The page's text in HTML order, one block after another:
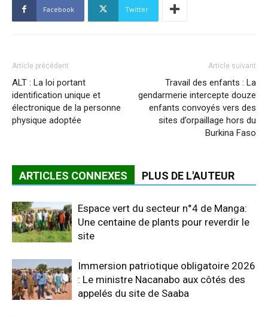
Facebook Twitter
Article précédent
ALT : La loi portant
identification unique et
électronique de la personne
physique adoptée
Article suivant
Travail des enfants : La
gendarmerie intercepte douze
enfants convoyés vers des
sites d’orpaillage hors du
Burkina Faso
ARTICLES CONNEXES PLUS DE L'AUTEUR
Espace vert du secteur n°4 de Manga:
Une centaine de plants pour reverdir le
site
Immersion patriotique obligatoire 2026
: Le ministre Nacanabo aux côtés des
appelés du site de Saaba